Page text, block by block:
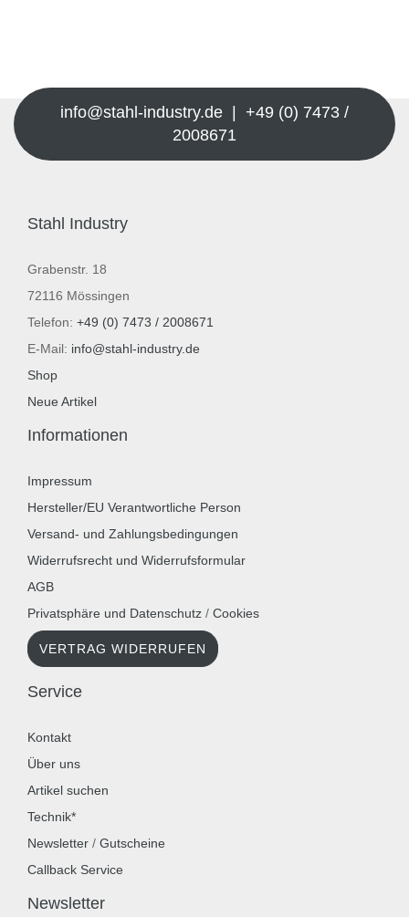
info@stahl-industry.de | +49 (0) 7473 /
2008671
Stahl Industry
Grabenstr. 18
72116 Mössingen
Telefon: +49 (0) 7473 / 2008671
E-Mail: info@stahl-industry.de
Shop
Neue Artikel
Informationen
Impressum
Hersteller/EU Verantwortliche Person
Versand- und Zahlungsbedingungen
Widerrufsrecht und Widerrufsformular
AGB
Privatsphäre und Datenschutz / Cookies
VERTRAG WIDERRUFEN
Service
Kontakt
Über uns
Artikel suchen
Technik*
Newsletter / Gutscheine
Callback Service
Newsletter